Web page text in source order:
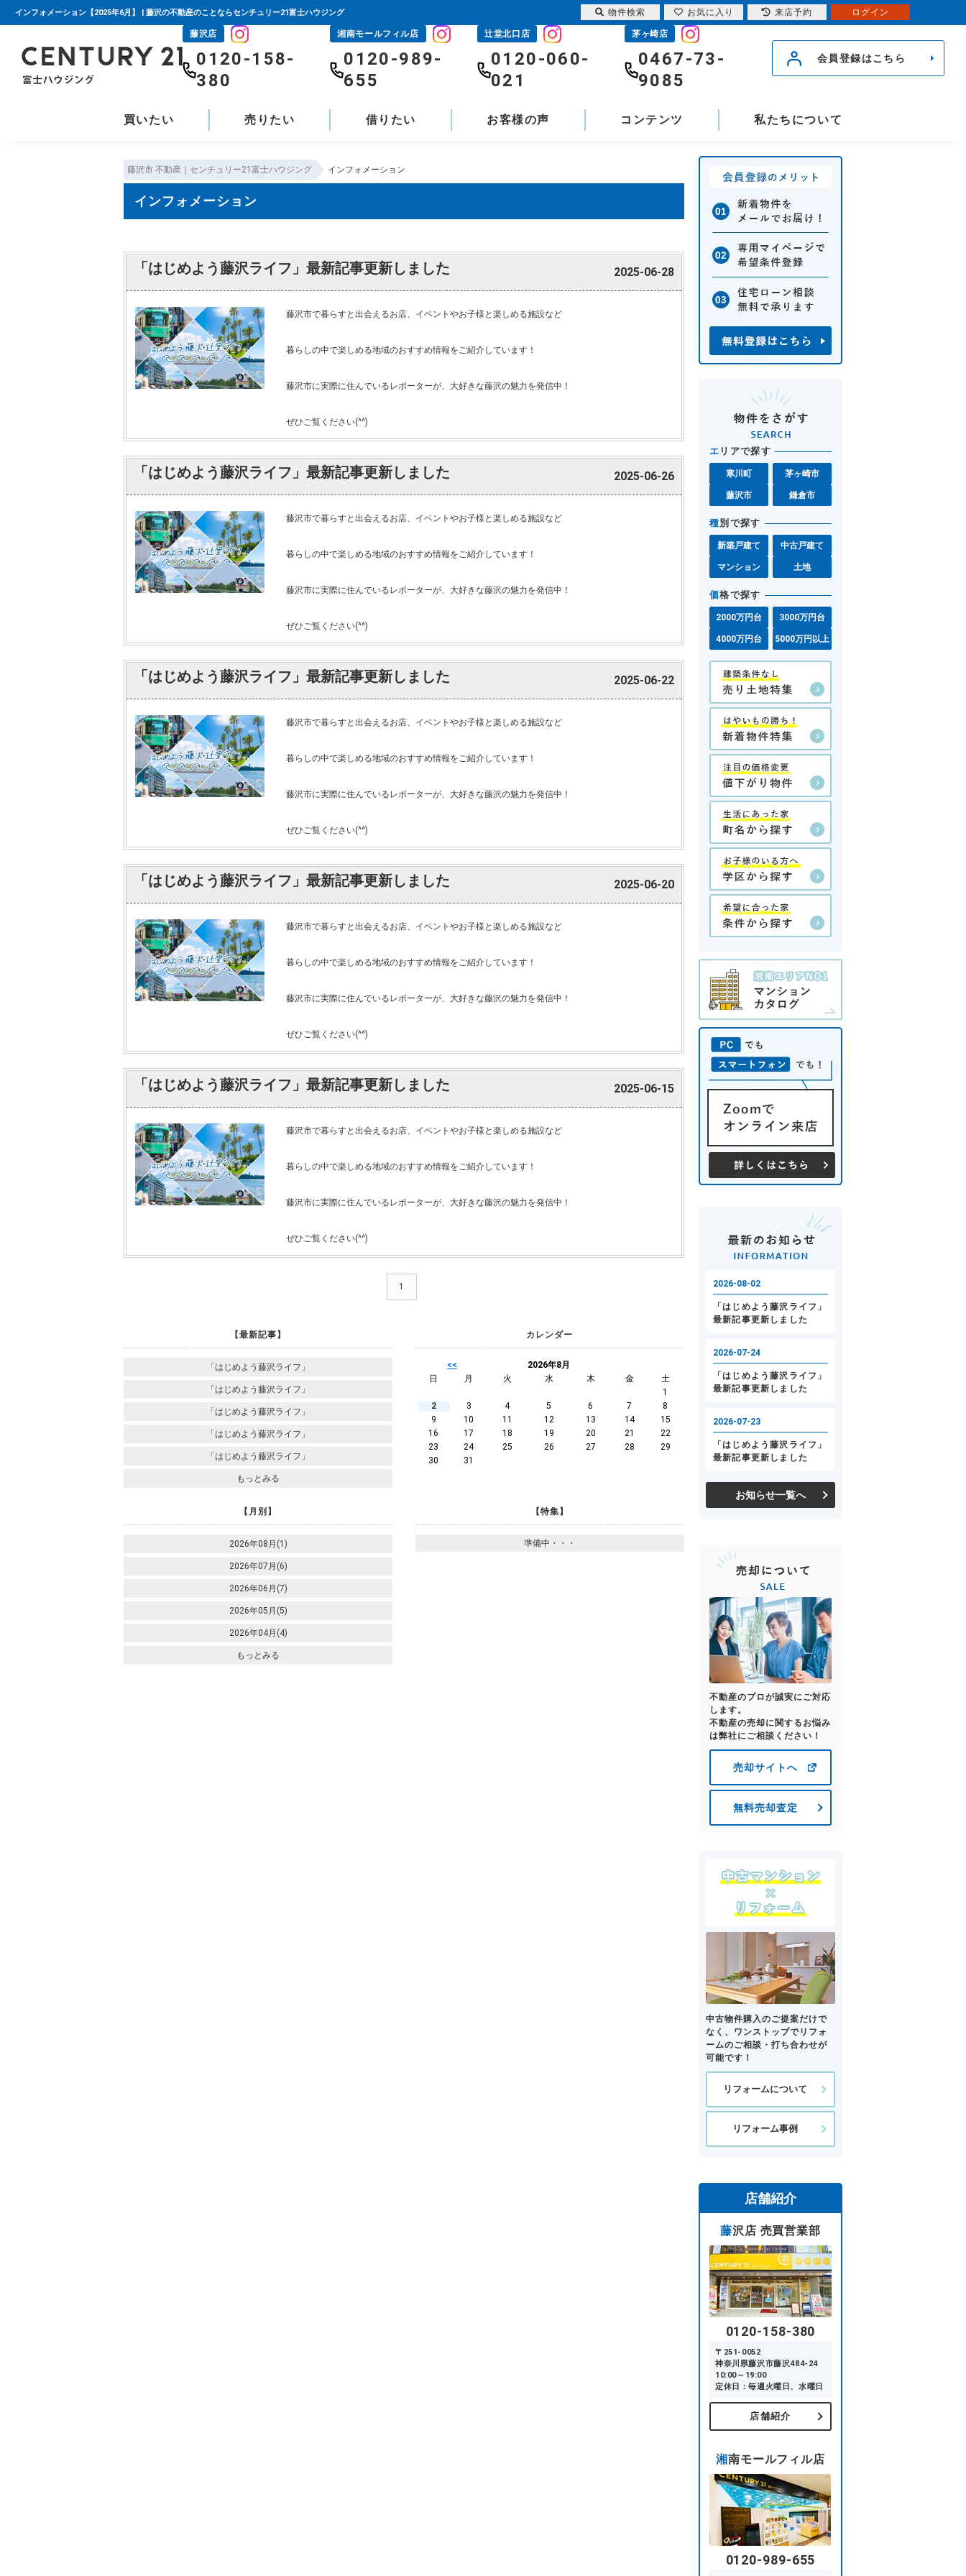
インフォメーション【2025年6月】 | 藤沢の不動産のことならセンチュリー21富士ハウジング
藤沢店
0120-158-
380
湘南モールフィル店
0120-989-
655
辻堂北口店
0120-060-
021
茅ヶ崎店
0467-73-
9085
会員登録はこちら
買いたい 売りたい 借りたい お客様の声 コンテンツ 私たちについて
藤沢市 不動産｜センチュリー21富士ハウジング インフォメーション
インフォメーション
「はじめよう藤沢ライフ」最新記事更新しました 2025-06-28
藤沢市で暮らすと出会えるお店、イベントやお子様と楽しめる施設など
暮らしの中で楽しめる地域のおすすめ情報をご紹介しています！
藤沢市に実際に住んでいるレポーターが、大好きな藤沢の魅力を発信中！
ぜひご覧ください(^^)
「はじめよう藤沢ライフ」最新記事更新しました 2025-06-26
藤沢市で暮らすと出会えるお店、イベントやお子様と楽しめる施設など
暮らしの中で楽しめる地域のおすすめ情報をご紹介しています！
藤沢市に実際に住んでいるレポーターが、大好きな藤沢の魅力を発信中！
ぜひご覧ください(^^)
「はじめよう藤沢ライフ」最新記事更新しました 2025-06-22
藤沢市で暮らすと出会えるお店、イベントやお子様と楽しめる施設など
暮らしの中で楽しめる地域のおすすめ情報をご紹介しています！
藤沢市に実際に住んでいるレポーターが、大好きな藤沢の魅力を発信中！
ぜひご覧ください(^^)
「はじめよう藤沢ライフ」最新記事更新しました 2025-06-20
藤沢市で暮らすと出会えるお店、イベントやお子様と楽しめる施設など
暮らしの中で楽しめる地域のおすすめ情報をご紹介しています！
藤沢市に実際に住んでいるレポーターが、大好きな藤沢の魅力を発信中！
ぜひご覧ください(^^)
「はじめよう藤沢ライフ」最新記事更新しました 2025-06-15
藤沢市で暮らすと出会えるお店、イベントやお子様と楽しめる施設など
暮らしの中で楽しめる地域のおすすめ情報をご紹介しています！
藤沢市に実際に住んでいるレポーターが、大好きな藤沢の魅力を発信中！
ぜひご覧ください(^^)
1
【最新記事】
「はじめよう藤沢ライフ」
「はじめよう藤沢ライフ」
「はじめよう藤沢ライフ」
「はじめよう藤沢ライフ」
「はじめよう藤沢ライフ」
もっとみる
カレンダー
<<
2026年8月
日
月 火 水 木 金
土
1
2
3 4 5 6 7
8
9
10 11 12 13 14
15
16
17 18 19 20 21
22
23
24 25 26 27 28
29
30
31
【月別】
2026年08月(1)
2026年07月(6)
2026年06月(7)
2026年05月(5)
2026年04月(4)
もっとみる
【特集】
準備中・・・
エ リアで探す
寒川町 茅ヶ崎市
藤沢市 鎌倉市
種別で探す
新築戸建て 中古戸建て
マンション 土地
価格で探す
2000万円台 3000万円台
4000万円台 5000万円以上
お知らせ一覧へ
不動産のプロが誠実にご対応
します。
不動産の売却に関するお悩み
は弊社にご相談ください！
売却サイトへ
無料売却査定
中古物件購入のご提案だけで
なく、ワンストップでリフォ
ームのご相談・打ち合わせが
可能です！
リフォームについて
リフォーム事例
店舗紹介
藤沢店 売買営業部
0120-158-380
〒251-0052
神奈川県藤沢市藤沢484-24
10:00～19:00
定休日：毎週火曜日、水曜日
店舗紹介
湘南モールフィル店
0120-989-655
物件検索 お気に入り 来店予約 ログイン